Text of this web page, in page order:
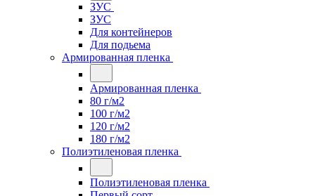
ЗУС
ЗУС
Для контейнеров
Для подьема
Армированная пленка
Армированная пленка
80 г/м2
100 г/м2
120 г/м2
180 г/м2
Полиэтиленовая пленка
Полиэтиленовая пленка